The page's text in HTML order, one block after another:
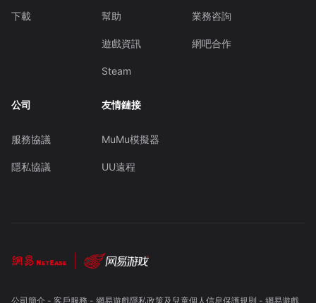
下載 幫助
遊戲資訊
Steam
業務咨詢
網吧合作
公司
服務協議
隱私協議
友情鏈接
MuMu模擬器
UU遠程
公司簡介- 客戶服務 - 網易遊戲隱私政策及兒童個人信息保護規則 - 網易遊戲